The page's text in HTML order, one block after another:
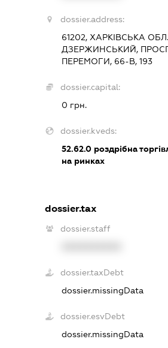
dossier.address:
61202, ХАРКІВСЬКА
ДЗЕРЖИНСЬКИЙ,
ПЕРЕМОГИ, 66-В, 193
dossier.capital:
0 грн.
dossier.kveds:
52.62.0роздрібна
на ринках
dossier.tax
dossier.staff
dossier.taxDebt
dossier.missingData
dossier.esvDebt
dossier.missingData